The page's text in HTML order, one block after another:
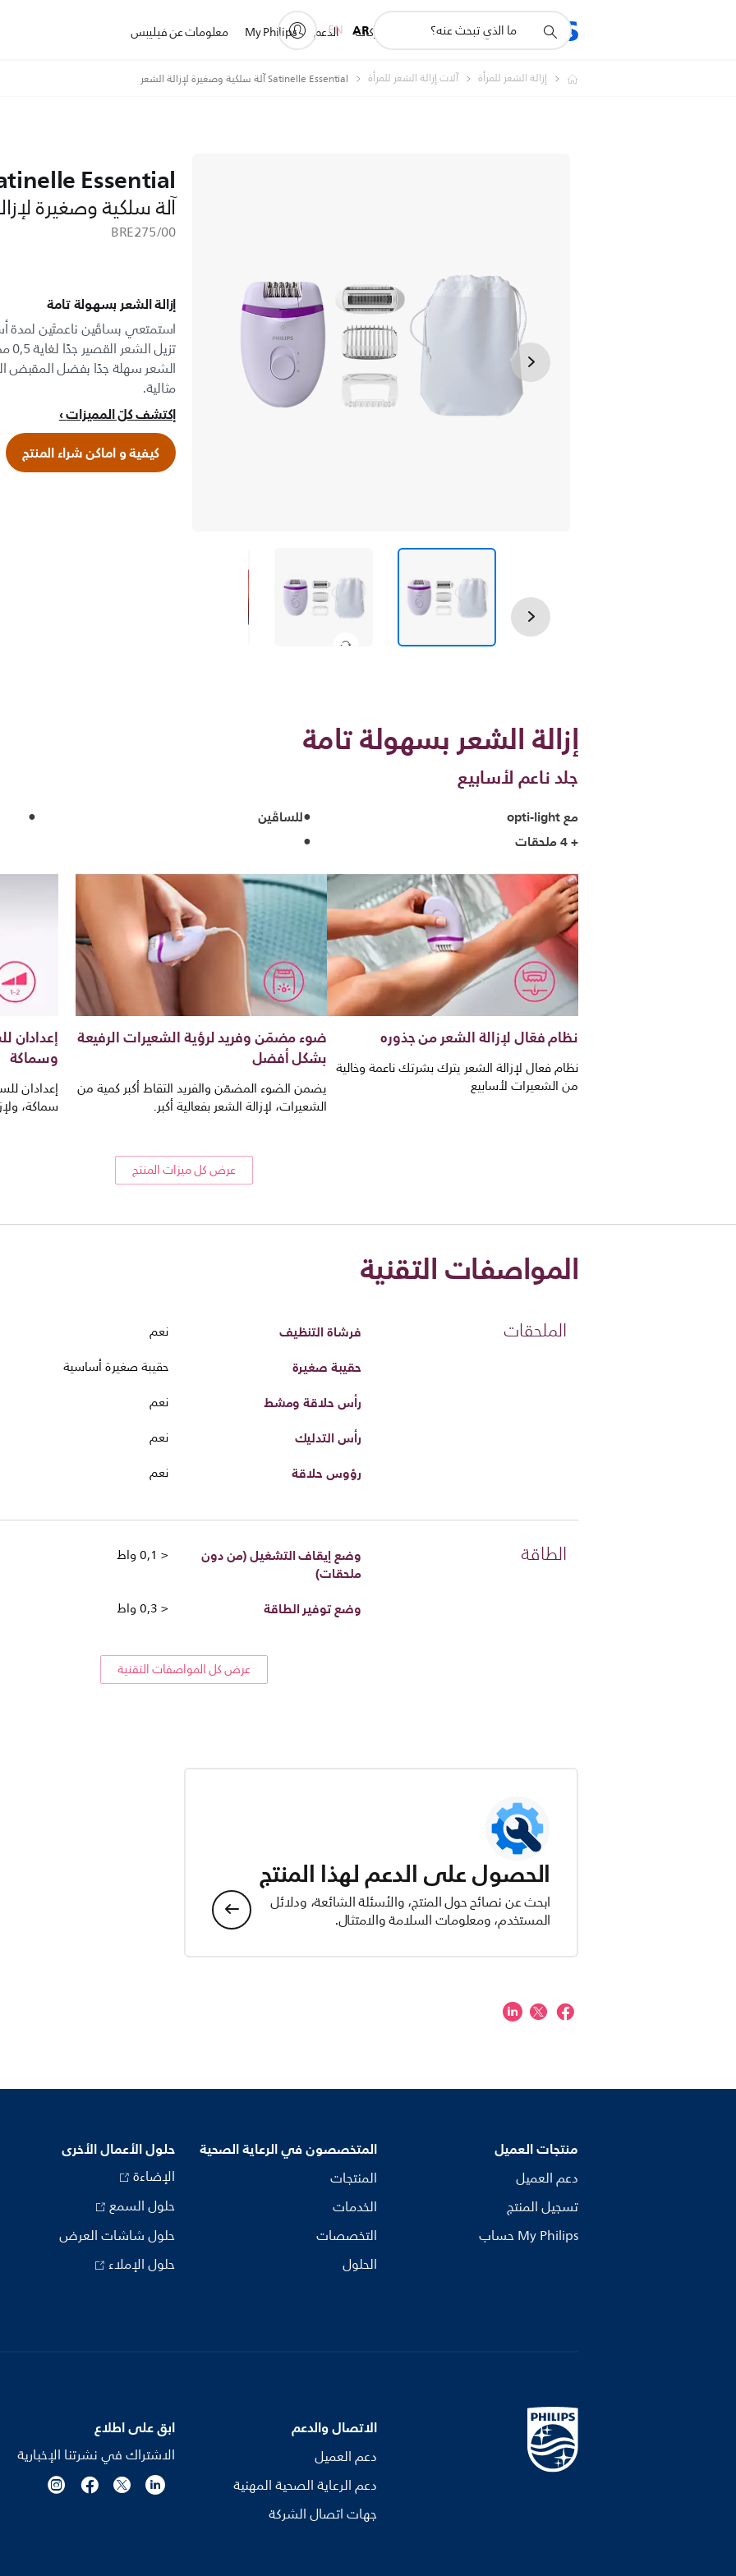
المنتجات للشركات الدعم My Philips معلومات عن فيليبس
أيقونة
دعم
AR
EN
إزالة الشعر للمرأة آلات إزالة الشعر للمرأة Satinelle Essential آلة سلكية وصغيرة لإزالة الشعر
Essential
آلة سلكية وصغيرة
BRE275/00
إزالة الشعر بسهولة تامة
الشعر سهلة جدًا بفضل المقبض
مثالية.
إكتشف كلّ المميزات
كيفية و اماكن شراء المنتج
إزالة الشعر بسهولة تامة
جلد ناعم لأسابيع
مع opti-light
للساقَين
+ 4 ملحقات
نظام فعّال لإزالة الشعر من جذوره
نظام فعال لإزالة الشعر يترك بشرتك ناعمة وخالية
من الشعيرات لأسابيع
ضوء مضمّن وفريد لرؤية الشعيرات الرفيعة
بشكل أفضل
يضمن الضوء المضمّن والفريد التقاط أكبر كمية من
الشعيرات، لإزالة الشعر بفعالية أكبر.
إعدادان
وسماكة
إعدادان
سماكة،
عرض كل ميزات المنتج
المواصفات التقنية
الملحقات فرشاة التنظيف نعم
حقيبة صغيرة حقيبة صغيرة أساسية
رأس حلاقة ومشط نعم
رأس التدليك نعم
رؤوس حلاقة نعم
الطاقة
وضع إيقاف التشغيل (من دون
ملحقات)
< 0,1 واط
وضع توفير الطاقة < 0,3 واط
عرض كل المواصفات التقنية
الحصول على الدعم لهذا المنتج
ابحث عن نصائح حول المنتج، والأسئلة الشائعة، ودلائل
المستخدم، ومعلومات السلامة والامتثال.
منتجات العميل
دعم العميل
تسجيل المنتج
My Philips حساب
المتخصصون في الرعاية الصحية
المنتجات
الخدمات
التخصصات
الحلول
حلول الأعمال الأخرى
الإضاءة
حلول السمع
حلول شاشات العرض
حلول الإملاء
الاتصال والدعم
دعم العميل
دعم الرعاية الصحية المهنية
جهات اتصال الشركة
ابق على اطلاع
الاشتراك في نشرتنا الإخبارية